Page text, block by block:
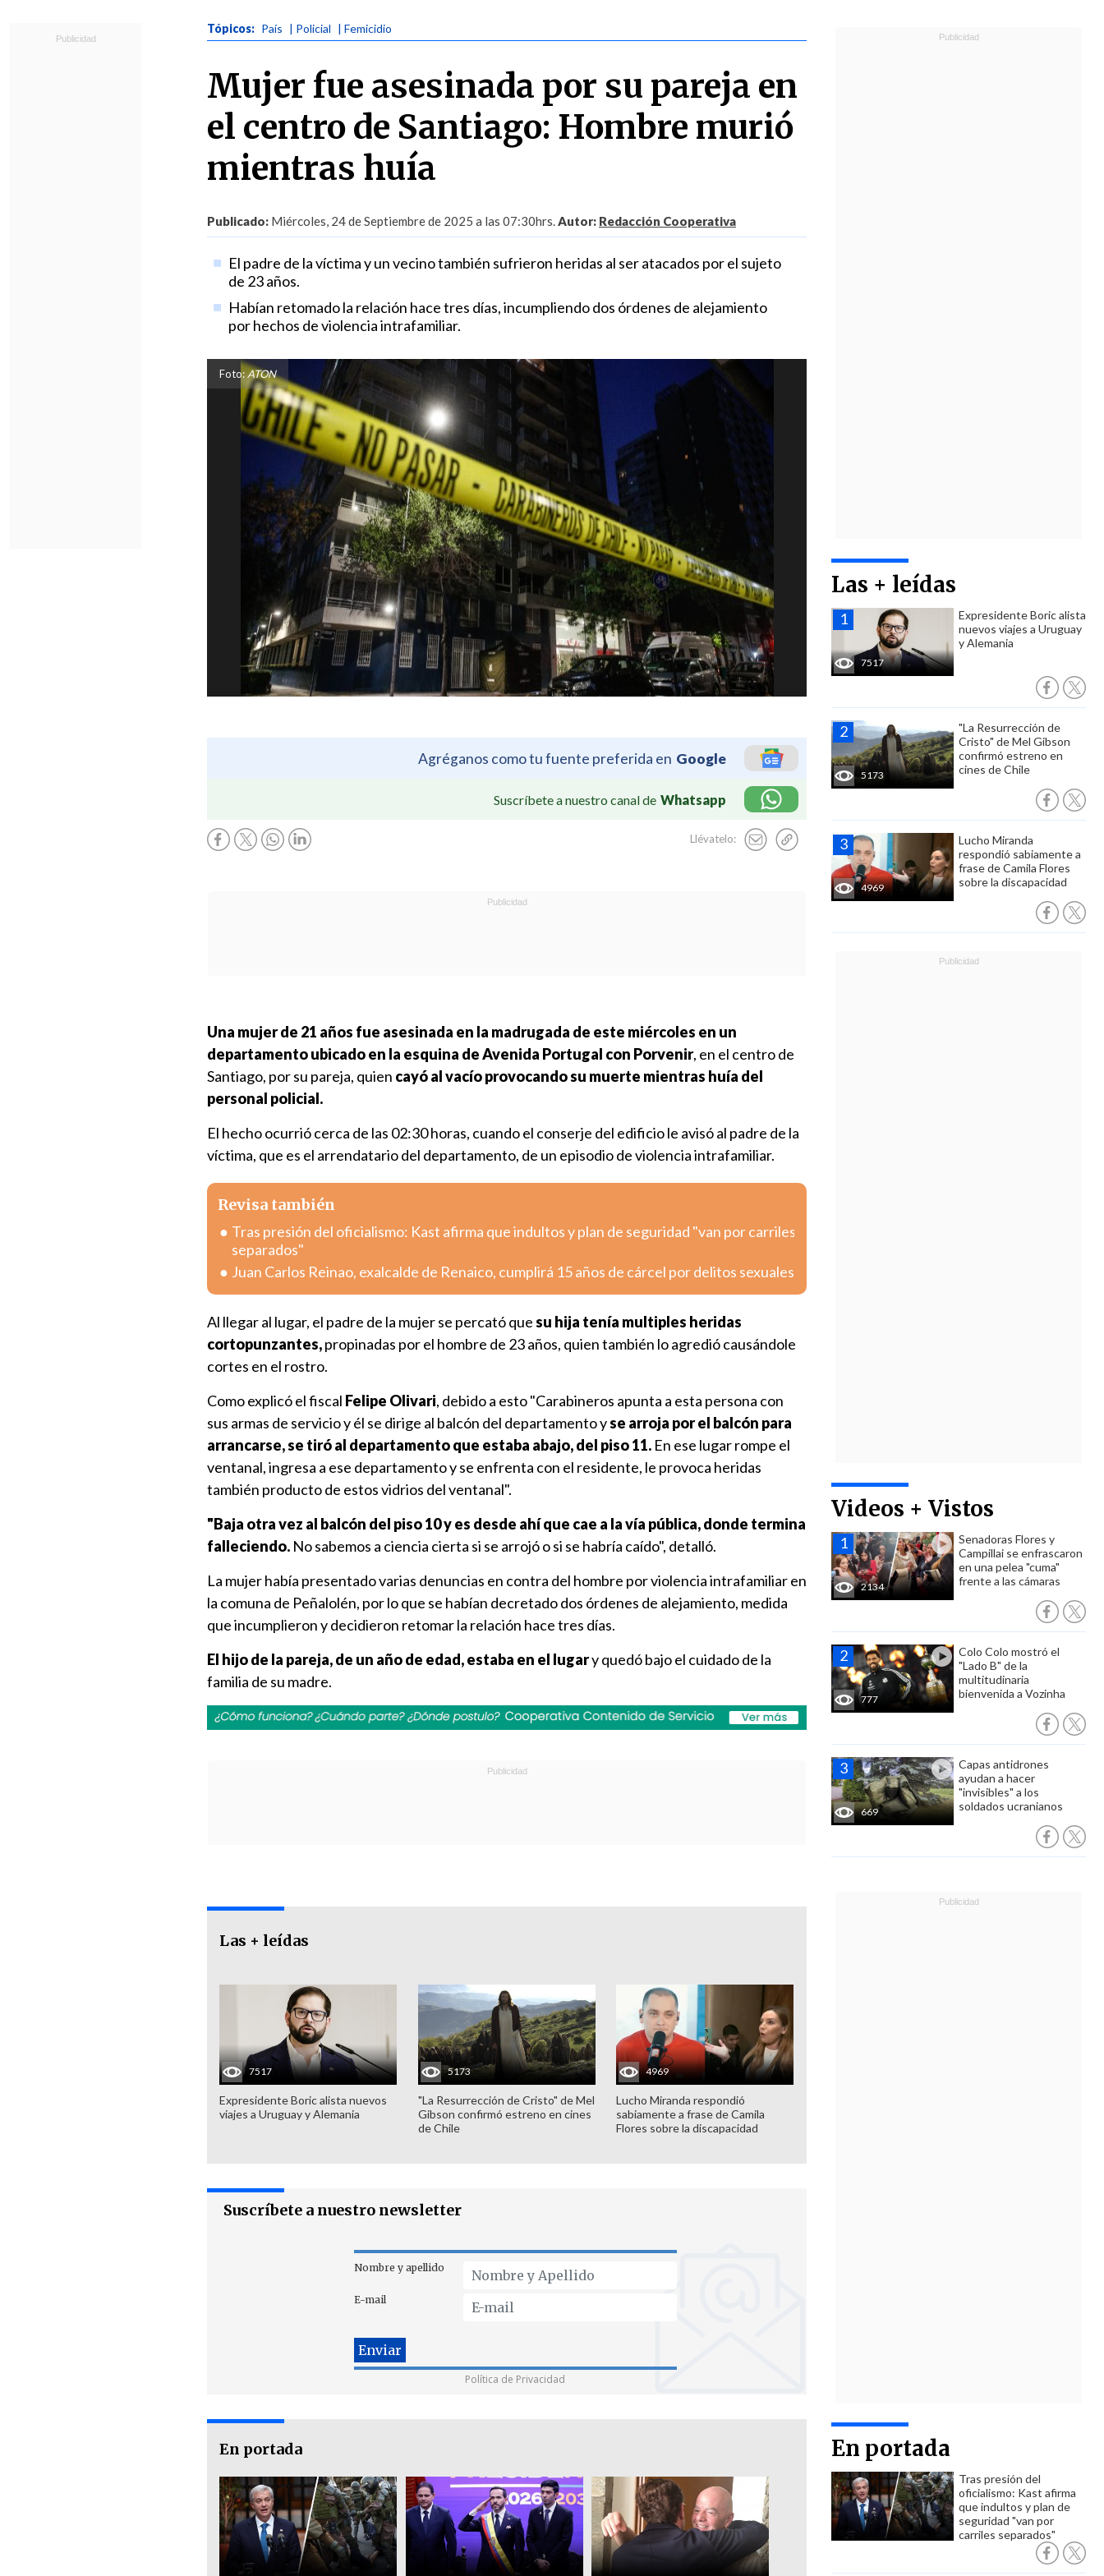
Tópicos: País | Policial | Femicidio
Mujer fue asesinada por su pareja en
el centro de Santiago: Hombre murió
mientras huía
Publicado: Miércoles, 24 de Septiembre de 2025 a las 07:30hrs.Autor: Redacción Cooperativa
El padre de la víctima y un vecino también sufrieron heridas al ser atacados por el sujeto
de 23 años.
Habían retomado la relación hace tres días, incumpliendo dos órdenes de alejamiento
por hechos de violencia intrafamiliar.
Foto:ATON
Agréganos como tu fuente preferida en Google
Suscríbete a nuestro canal de Whatsapp
Llévatelo:
Las + leídas
7517
Expresidente Boric alista
nuevos viajes a Uruguay
y Alemania
5173
"La Resurrección de
Cristo" de Mel Gibson
confirmó estreno en
cines de Chile
4969
Lucho Miranda
respondió sabiamente a
frase de Camila Flores
sobre la discapacidad
Videos + Vistos
2134
Senadoras Flores y
Campillai se enfrascaron
en una pelea "cuma"
frente a las cámaras
777
Colo Colo mostró el
"Lado B" de la
multitudinaria
bienvenida a Vozinha
669
Capas antidrones
ayudan a hacer
"invisibles" a los
soldados ucranianos
En portada
Tras presión del
oficialismo: Kast afirma
que indultos y plan de
seguridad "van por
carriles separados"
Una mujer de 21 años fue asesinada en la madrugada de este miércoles en un
departamento ubicado en la esquina de Avenida Portugal con Porvenir, en el centro de
Santiago, por su pareja, quien cayó al vacío provocando su muerte mientras huía del
personal policial.
El hecho ocurrió cerca de las 02:30 horas, cuando el conserje del edificio le avisó al padre de la
víctima, que es el arrendatario del departamento, de un episodio de violencia intrafamiliar.
Revisa también
Tras presión del oficialismo: Kast afirma que indultos y plan de seguridad "van por carriles
separados"
Juan Carlos Reinao, exalcalde de Renaico, cumplirá 15 años de cárcel por delitos sexuales
Al llegar al lugar, el padre de la mujer se percató quesu hija tenía multiples heridas
cortopunzantes,propinadas por el hombre de 23 años, quien también lo agredió causándole
cortes en el rostro.
Como explicó el fiscal Felipe Olivari, debido a esto "Carabineros apunta a esta persona con
sus armas de servicio y él se dirige al balcón del departamento yse arroja por el balcón para
arrancarse, se tiró al departamento que estaba abajo, del piso 11. En ese lugar rompe el
ventanal, ingresa a ese departamento y se enfrenta con el residente, le provoca heridas
también producto de estos vidrios del ventanal".
"Baja otra vez al balcón del piso 10 y es desde ahí que cae a la vía pública, donde termina
falleciendo. No sabemos a ciencia cierta si se arrojó o si se habría caído", detalló.
La mujer había presentado varias denuncias en contra del hombre por violencia intrafamiliar en
la comuna de Peñalolén, por lo que se habían decretado dos órdenes de alejamiento, medida
que incumplieron y decidieron retomar la relación hace tres días.
El hijo de la pareja, de un año de edad, estaba en el lugary quedó bajo el cuidado de la
familia de su madre.
Las + leídas
7517
Expresidente Boric alista nuevos
viajes a Uruguay y Alemania
5173
"La Resurrección de Cristo" de Mel
Gibson confirmó estreno en cines
de Chile
4969
Lucho Miranda respondió
sabiamente a frase de Camila
Flores sobre la discapacidad
Suscríbete a nuestro newsletter
Nombre y apellido
E-mail
Política de Privacidad
En portada